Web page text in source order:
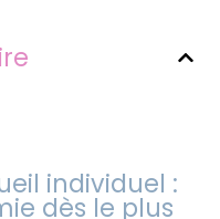
individuel :
dès le plus